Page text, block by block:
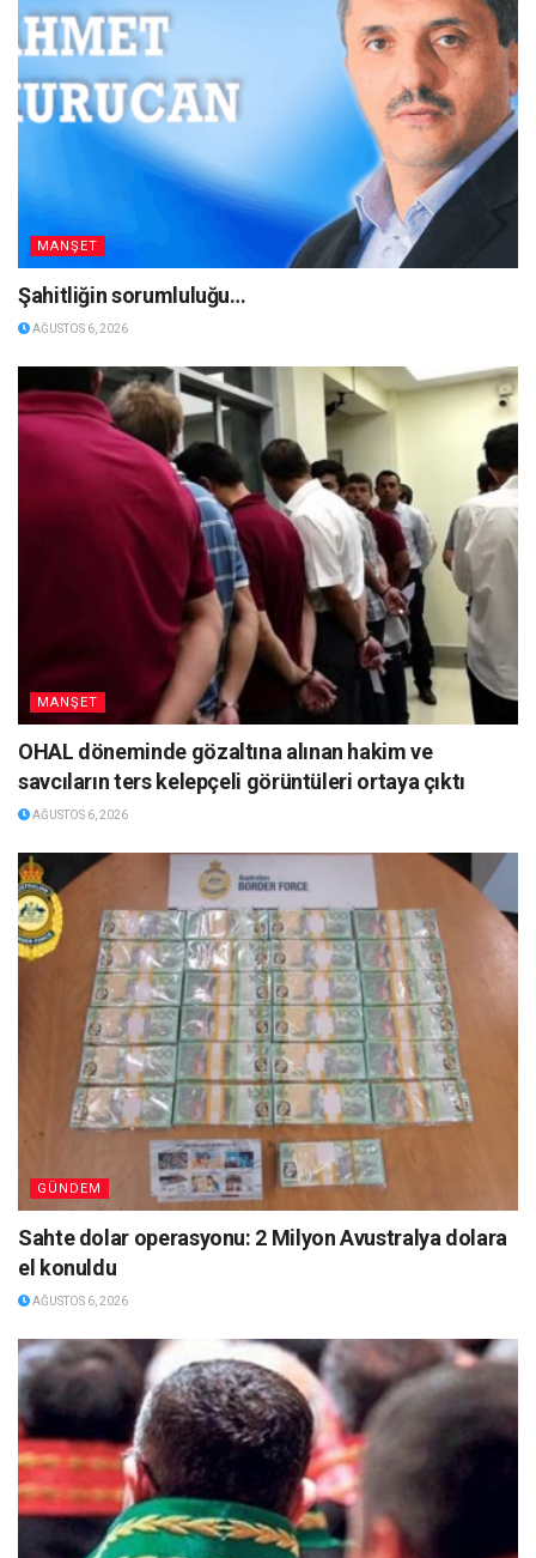
MANŞET
Şahitliğin sorumluluğu…
AĞUSTOS 6, 2026
MANŞET
OHAL döneminde gözaltına alınan hakim ve
savcıların ters kelepçeli görüntüleri ortaya çıktı
AĞUSTOS 6, 2026
GÜNDEM
Sahte dolar operasyonu: 2 Milyon Avustralya dolara
el konuldu
AĞUSTOS 6, 2026